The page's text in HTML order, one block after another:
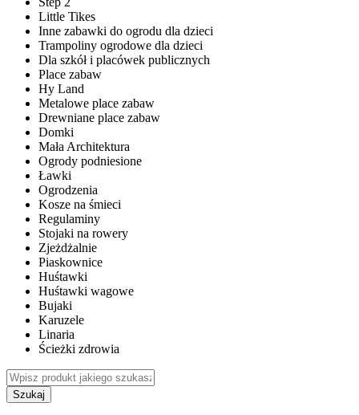
Little Tikes
Inne zabawki do ogrodu dla dzieci
Trampoliny ogrodowe dla dzieci
Dla szkół i placówek publicznych
Place zabaw
Hy Land
Metalowe place zabaw
Drewniane place zabaw
Domki
Mała Architektura
Ogrody podniesione
Ławki
Ogrodzenia
Kosze na śmieci
Regulaminy
Stojaki na rowery
Zjeżdżalnie
Piaskownice
Huśtawki
Huśtawki wagowe
Bujaki
Karuzele
Linaria
Ścieżki zdrowia
Szukaj